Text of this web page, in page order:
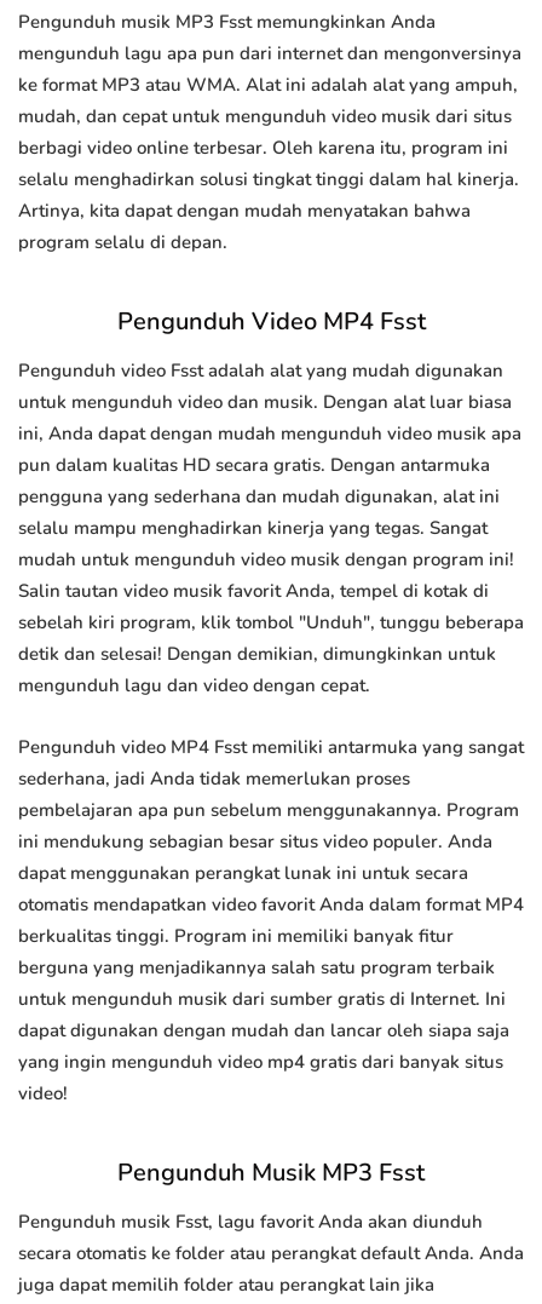
Pengunduh musik MP3 Fsst memungkinkan Anda
mengunduh lagu apa pun dari internet dan mengonversinya
ke format MP3 atau WMA. Alat ini adalah alat yang ampuh,
mudah, dan cepat untuk mengunduh video musik dari situs
berbagi video online terbesar. Oleh karena itu, program ini
selalu menghadirkan solusi tingkat tinggi dalam hal kinerja.
Artinya, kita dapat dengan mudah menyatakan bahwa
program selalu di depan.
Pengunduh Video MP4 Fsst
Pengunduh video Fsst adalah alat yang mudah digunakan
untuk mengunduh video dan musik. Dengan alat luar biasa
ini, Anda dapat dengan mudah mengunduh video musik apa
pun dalam kualitas HD secara gratis. Dengan antarmuka
pengguna yang sederhana dan mudah digunakan, alat ini
selalu mampu menghadirkan kinerja yang tegas. Sangat
mudah untuk mengunduh video musik dengan program ini!
Salin tautan video musik favorit Anda, tempel di kotak di
sebelah kiri program, klik tombol "Unduh", tunggu beberapa
detik dan selesai! Dengan demikian, dimungkinkan untuk
mengunduh lagu dan video dengan cepat.
Pengunduh video MP4 Fsst memiliki antarmuka yang sangat
sederhana, jadi Anda tidak memerlukan proses
pembelajaran apa pun sebelum menggunakannya. Program
ini mendukung sebagian besar situs video populer. Anda
dapat menggunakan perangkat lunak ini untuk secara
otomatis mendapatkan video favorit Anda dalam format MP4
berkualitas tinggi. Program ini memiliki banyak fitur
berguna yang menjadikannya salah satu program terbaik
untuk mengunduh musik dari sumber gratis di Internet. Ini
dapat digunakan dengan mudah dan lancar oleh siapa saja
yang ingin mengunduh video mp4 gratis dari banyak situs
video!
Pengunduh Musik MP3 Fsst
Pengunduh musik Fsst, lagu favorit Anda akan diunduh
secara otomatis ke folder atau perangkat default Anda. Anda
juga dapat memilih folder atau perangkat lain jika